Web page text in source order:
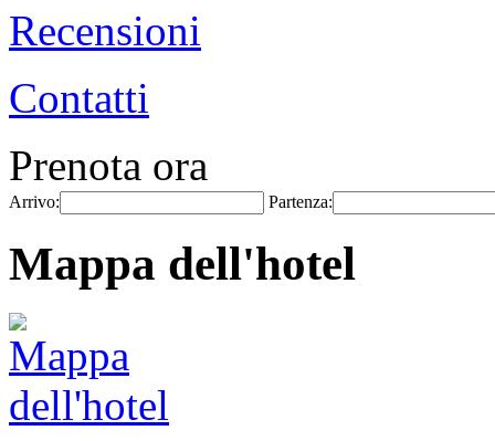
Recensioni
Contatti
Prenota ora
Arrivo: Partenza:
Mappa dell'hotel